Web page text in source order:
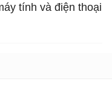
tính và điện thoại